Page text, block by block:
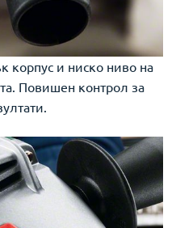
корпус и ниско ниво на
Повишен контрол за